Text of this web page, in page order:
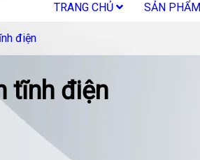
TRANG CHỦ SẢN PHẨM
điện
tĩnh điện